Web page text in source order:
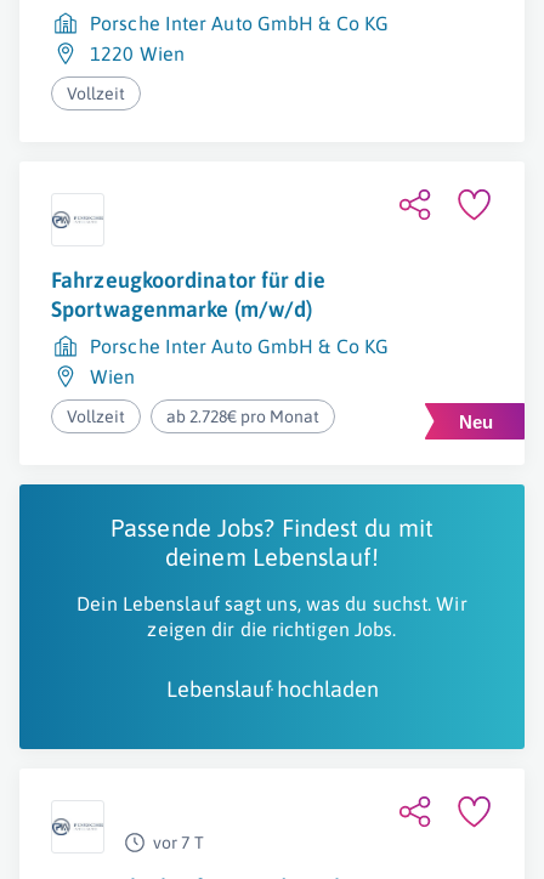
Porsche Inter Auto GmbH & Co KG
1220 Wien
Vollzeit
Fahrzeugkoordinator für die
Sportwagenmarke (m/w/d)
Porsche Inter Auto GmbH & Co KG
Wien
Vollzeit ab 2.728€ pro Monat
Passende Jobs? Findest du mit
deinem Lebenslauf!
Dein Lebenslauf sagt uns, was du suchst. Wir
zeigen dir die richtigen Jobs.
Lebenslauf hochladen
vor 7 T